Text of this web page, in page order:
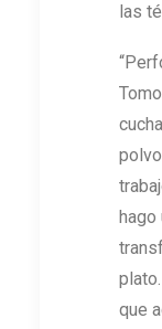
las
hago
que